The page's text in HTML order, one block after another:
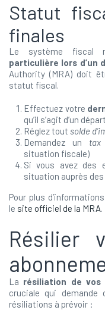
Statut
finales
Le système fiscal
particulière lors d’un
Authority (MRA) doit
statut fiscal.
Effectuez votre
qu’il s’agit d’un
Réglez tout solde
Demandez un tax
situation fiscale)
Si vous avez des
situation auprès
Pour plus
le site officiel de la MRA.
Résilier
La résiliation de vos
cruciale qui demande
résiliations à prévoir :